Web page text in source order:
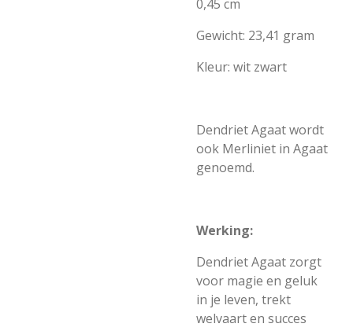
0,45 cm
Gewicht: 23,41 gram
Kleur: wit zwart
Dendriet Agaat wordt
ook Merliniet in Agaat
genoemd.
Werking:
Dendriet Agaat zorgt
voor magie en geluk
in je leven, trekt
welvaart en succes